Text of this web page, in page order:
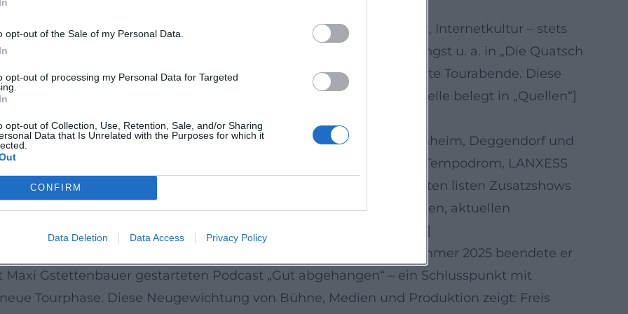
opt-out of the Sale of my Personal Data.
opt-out of processing my Personal Data for Targeted
opt-out of Collection, Use, Retention, Sale, and/or Sharing
Data that Is Unrelated with the Purposes for which it
CONFIRM
Data Deletion Data Access Privacy Policy
Podcasts, TV-Formate
multiperspektivisches Erzählen: Migrationserfahrungen, Popkultur, Internetkultur – stets
Stimmen. Daneben trat er in einer Vielzahl TV-Formate auf, jüngst u. a. in „Die Quatsch
präsent; 2025 berichteten regionale Feuilletons über ausverkaufte Tourabende. Diese
Künstler und belegt seine Reichweite über die Clubs hinaus. [Quelle belegt in „Quellen“]
große Tourphase
durch Deutschland, Österreich und die Schweiz – von Trier, Rosenheim, Deggendorf und
Memmingen und Konstanz bis zu großen Hallen wie Tempodrom, LANXESS
kündigen die neuen Termine an, Veranstaltungsseiten listen Zusatzshows
sondern lebender Organismus – ein Mix aus frischen Bit-Ideen, aktuellen
die Abende dynamisch halten. [Quelle belegt in „Quellen“]
sichtbar; 2024 trat er u. a. bei ZDF „Volle Kanne“ auf. Ende Sommer 2025 beendete er
Gstettenbauer gestarteten Podcast „Gut abgehangen“ – ein Schlusspunkt mit
Tourphase. Diese Neugewichtung von Bühne, Medien und Produktion zeigt: Freis